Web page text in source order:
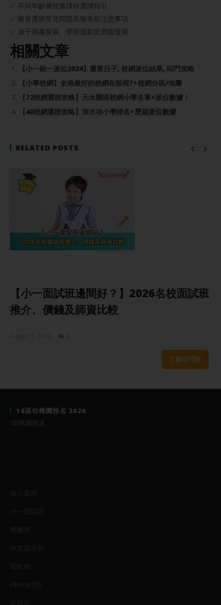
了解叩門班
✅ 不同年齡層兒童課程選擇指引
✅ 家長選班常見問題及報名前注意事項
✅ 孩子興趣探索、學習規劃及潛能發展
相關文章
【小一統一派位2024】重要日子, 校網派位結果, 叩門攻略
【小學校網】全港最好的校網在那裡?+校網分區/地圖
【72校網選校攻略】天水圍區校網小學名單+派位數據！
【40校網選校攻略】深水埗小學排名+歷屆派位數據
RELATED POSTS
【小一面試班邊間好？】2026名校面試班
推介、價錢及師資比較
18區幼稚園排名 2026
幼稚園排名